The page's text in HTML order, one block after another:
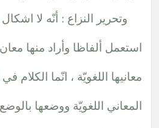
وتحرير النزاع : أنّه لا
استعمل ألفاظا وأراد منها
معانيها اللغويّة ، انّما الكلام
المعاني اللغويّة ووضعها